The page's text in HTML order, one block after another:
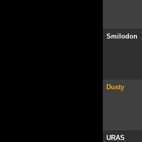
Smilodon
Dusty
URAS